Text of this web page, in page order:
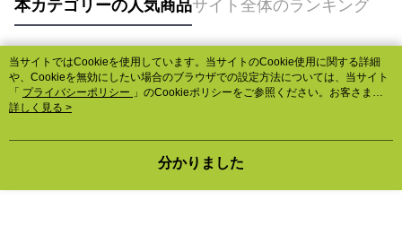
本カテゴリーの人気商品サイト全体のランキング
人気タグ
当サイトではCookieを使用しています。当サイトのCookie使用に関する詳細
や、Cookieを無効にしたい場合のブラウザでの設定方法については、当サイト
「 プライバシーポリシー 」のCookieポリシーをご参照ください。お客さま
が、当サイトを引き続き使用される場合、当社がサイト利用規約のCookieポリ
詳しく見る >
分かりました